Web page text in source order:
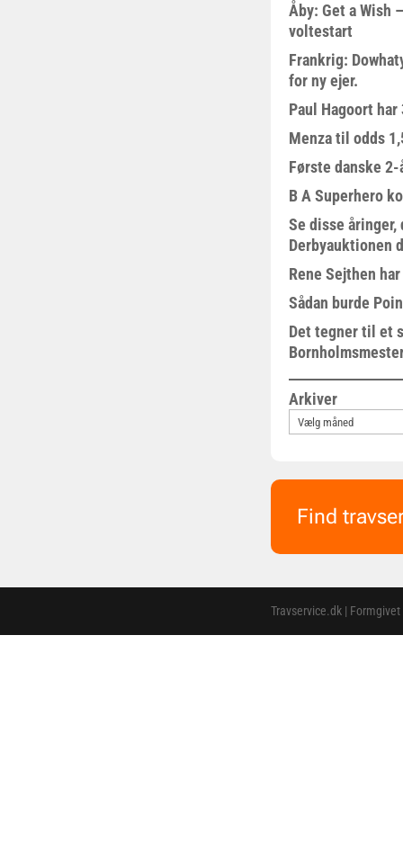
Åby: Get a Wish
voltestart
Frankrig:
for ny ejer.
Paul Hagoort
Menza til odds
Første danske
B A Superhero
Se disse
Derbyauktionen
Rene Sejthen
Sådan burde
Det tegner til et
Arkiver
Find
Travservice.dk |